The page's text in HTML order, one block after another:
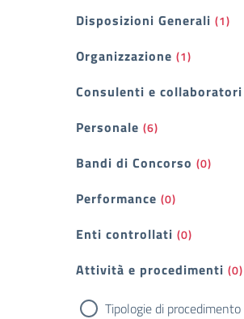
Filtri
Disposizioni Generali (1)
Organizzazione (1)
Consulenti e collaboratori
Personale (6)
Bandi di Concorso (0)
Performance (0)
Enti controllati (0)
Attività e procedimenti (0)
Tipologie di procedimento